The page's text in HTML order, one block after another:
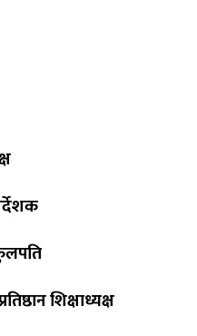
शिक्षाध्यक्ष